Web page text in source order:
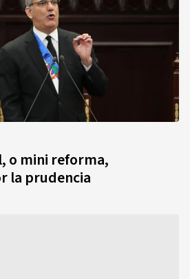
o mini reforma,
la prudencia